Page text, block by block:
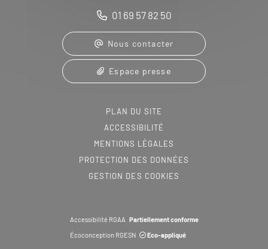
01 69 57 82 50
Nous contacter
Espace presse
PLAN DU SITE
ACCESSIBILITÉ
MENTIONS LÉGALES
PROTECTION DES DONNÉES
GESTION DES COOKIES
Accessibilité RGAA Partiellement conforme
Écoconception RGESN
Eco-appliqué